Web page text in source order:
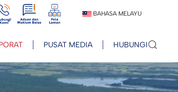
View View View BAHASA MELAYU
PUSAT MEDIA HUBUNGI